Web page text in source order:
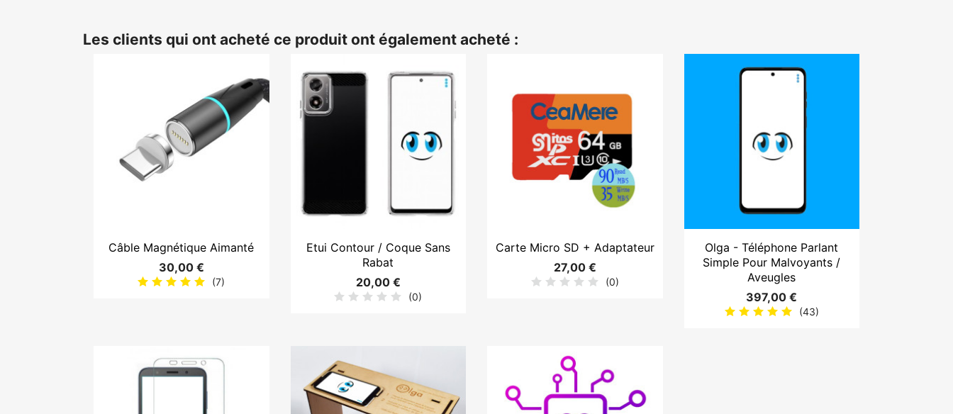
Les clients qui ont acheté ce produit ont également acheté :
Aperçu rapide
Câble Magnétique Aimanté
30,00 €
(7)
Aperçu rapide
Etui Contour / Coque Sans
Rabat
20,00 €
(0)
Aperçu rapide
Carte Micro SD + Adaptateur
27,00 €
(0)
 Aperçu rapide
Olga - Téléphone Parlant
Simple Pour Malvoyants /
Aveugles
397,00 €
(43)